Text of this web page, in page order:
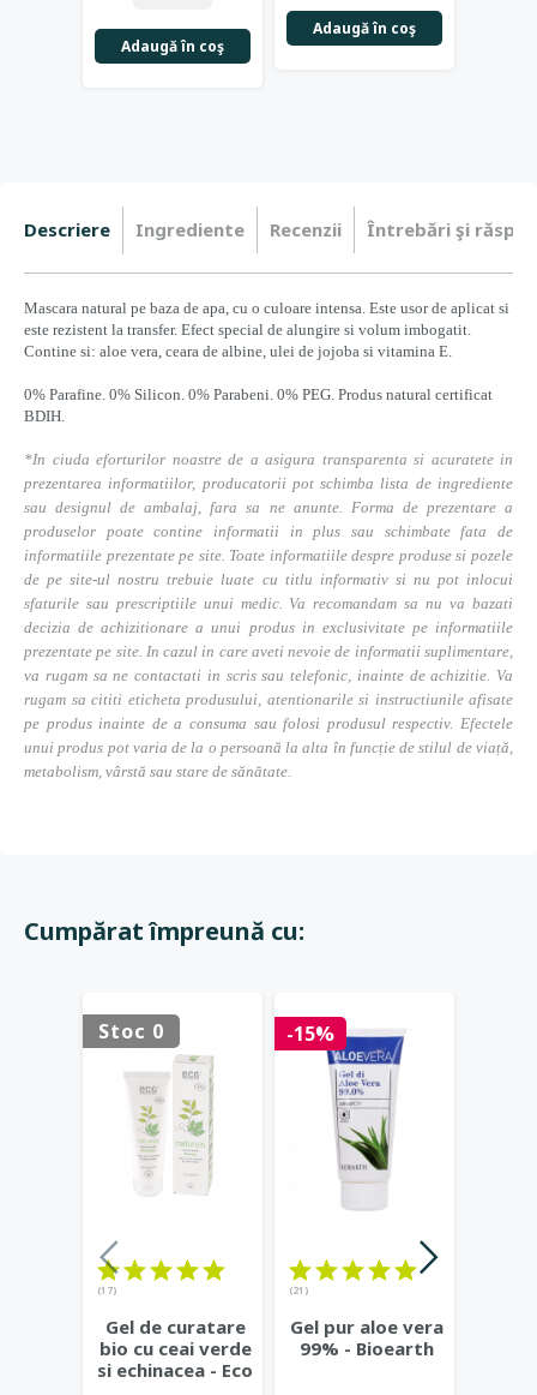
Adaugă în coş
Adaugă în coş
Descriere Ingrediente Recenzii Întrebări şi
Mascara natural pe baza de apa, cu o culoare intensa. Este usor de aplicat si
este rezistent la transfer. Efect special de alungire si volum imbogatit.
Contine si: aloe vera, ceara de albine, ulei de jojoba si vitamina E.
0% Parafine. 0% Silicon. 0% Parabeni. 0% PEG. Produs natural certificat
BDIH.
*In ciuda eforturilor noastre de a asigura transparenta si acuratete in
prezentarea informatiilor, producatorii pot schimba lista de ingrediente
sau designul de ambalaj, fara sa ne anunte. Forma de prezentare a
produselor poate contine informatii in plus sau schimbate fata de
informatiile prezentate pe site. Toate informatiile despre produse si pozele
de pe site-ul nostru trebuie luate cu titlu informativ si nu pot inlocui
sfaturile sau prescriptiile unui medic. Va recomandam sa nu va bazati
decizia de achizitionare a unui produs in exclusivitate pe informatiile
prezentate pe site. In cazul in care aveti nevoie de informatii suplimentare,
va rugam sa ne contactati in scris sau telefonic, inainte de achizitie. Va
rugam sa cititi eticheta produsului, atentionarile si instructiunile afisate
pe produs inainte de a consuma sau folosi produsul respectiv. Efectele
unui produs pot varia de la o persoană la alta în funcție de stilul de viață,
metabolism, vârstă sau stare de sănătate.
Cumpărat împreună cu:
Stoc 0
(17)
Gel de curatare
bio cu ceai verde
si echinacea - Eco
-15%
(21)
Gel pur aloe vera
99% - Bioearth